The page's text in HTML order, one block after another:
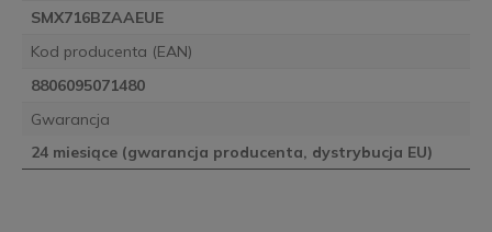
SMX716BZAAEUE
Kod producenta (EAN)
8806095071480
Gwarancja
24 miesiące (gwarancja producenta, dystrybucja EU)